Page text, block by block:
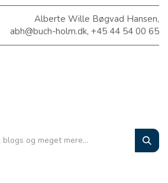
Alberte Wille Bøgvad Hansen,
abh@buch-holm.dk, +45 44 54 00 65